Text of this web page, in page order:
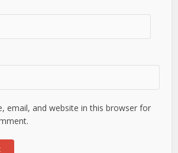
email, and website in this browser for